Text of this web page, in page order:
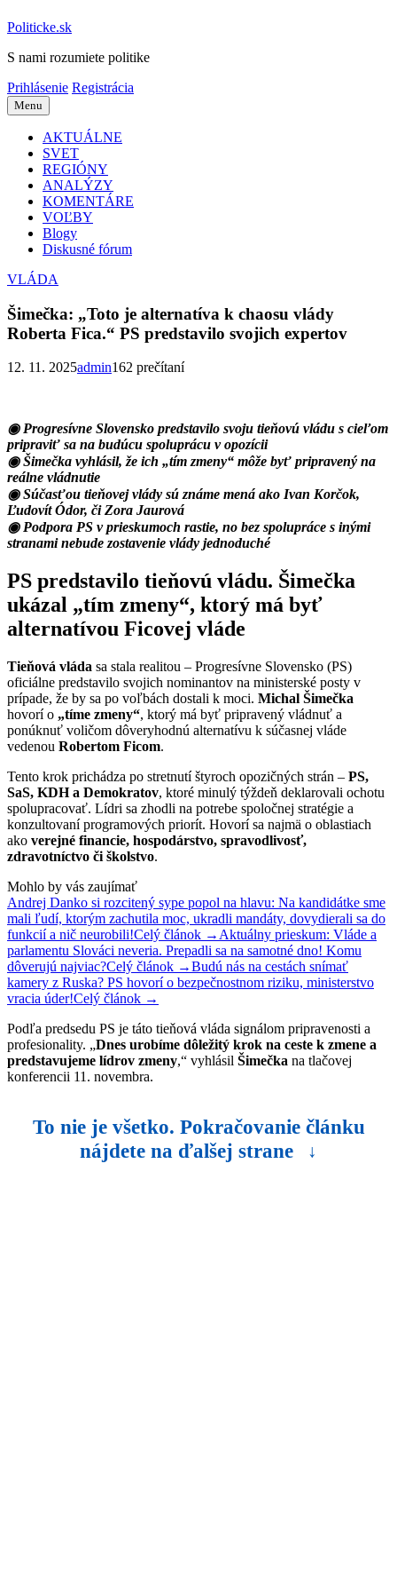
Politicke.sk
S nami rozumiete politike
Prihlásenie Registrácia
Menu
AKTUÁLNE
SVET
REGIÓNY
ANALÝZY
KOMENTÁRE
VOĽBY
Blogy
Diskusné fórum
VLÁDA
Šimečka: „Toto je alternatíva k chaosu vlády
Roberta Fica.“ PS predstavilo svojich expertov
12. 11. 2025admin162 prečítaní
◉ Progresívne Slovensko predstavilo svoju tieňovú vládu s cieľom
pripraviť sa na budúcu spoluprácu v opozícii
◉ Šimečka vyhlásil, že ich „tím zmeny“ môže byť pripravený na
reálne vládnutie
◉ Súčasťou tieňovej vlády sú známe mená ako Ivan Korčok,
Ľudovít Ódor, či Zora Jaurová
◉ Podpora PS v prieskumoch rastie, no bez spolupráce s inými
stranami nebude zostavenie vlády jednoduché
PS predstavilo tieňovú vládu. Šimečka
ukázal „tím zmeny“, ktorý má byť
alternatívou Ficovej vláde
Tieňová vláda sa stala realitou – Progresívne Slovensko (PS)
oficiálne predstavilo svojich nominantov na ministerské posty v
prípade, že by sa po voľbách dostali k moci. Michal Šimečka
hovorí o „tíme zmeny“, ktorý má byť pripravený vládnuť a
ponúknuť voličom dôveryhodnú alternatívu k súčasnej vláde
vedenou Robertom Ficom.
Tento krok prichádza po stretnutí štyroch opozičných strán – PS,
SaS, KDH a Demokratov, ktoré minulý týždeň deklarovali ochotu
spolupracovať. Lídri sa zhodli na potrebe spoločnej stratégie a
konzultovaní programových priorít. Hovorí sa najmä o oblastiach
ako verejné financie, hospodárstvo, spravodlivosť,
zdravotníctvo či školstvo.
Mohlo by vás zaujímať
Andrej Danko si rozcitený sype popol na hlavu: Na kandidátke sme
mali ľudí, ktorým zachutila moc, ukradli mandáty, dovydierali sa do
funkcií a nič neurobili!Celý článok → Aktuálny prieskum: Vláde a
parlamentu Slováci neveria. Prepadli sa na samotné dno! Komu
dôverujú najviac?Celý článok →Budú nás na cestách snímať
kamery z Ruska? PS hovorí o bezpečnostnom riziku, ministerstvo
vracia úder!Celý článok →
Podľa predsedu PS je táto tieňová vláda signálom pripravenosti a
profesionality. „Dnes urobíme dôležitý krok na ceste k zmene a
predstavujeme lídrov zmeny,“ vyhlásil Šimečka na tlačovej
konferencii 11. novembra.
To nie je všetko. Pokračovanie článku
nájdete na ďalšej strane
↓